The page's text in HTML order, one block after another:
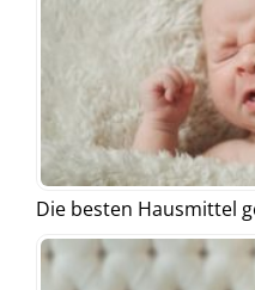
Die besten Hausmittel